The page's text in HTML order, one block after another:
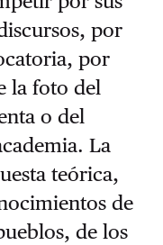
por
por
la foto del
o del
La
teórica,
de
de los